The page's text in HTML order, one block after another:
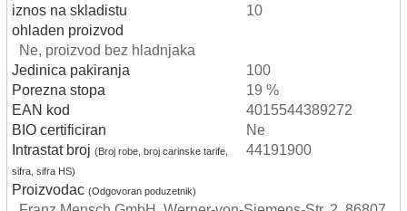
iznos na skladistu
10
ohladen proizvod
Ne, proizvod bez hladnjaka
Jedinica pakiranja
100
Porezna stopa
19 %
EAN kod
4015544389272
BIO certificiran
Ne
Intrastat broj (Broj robe, broj carinske tarife,
sifra, sifra HS)
44191900
Proizvodac (Odgovoran poduzetnik)